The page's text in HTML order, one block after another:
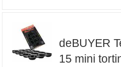
deBUYER
15 mini